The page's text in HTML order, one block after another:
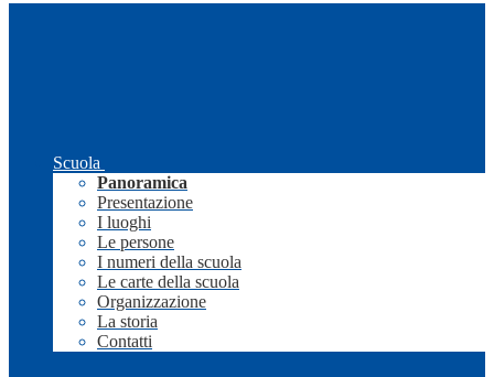
Scuola
Panoramica
Presentazione
I luoghi
Le persone
I numeri della scuola
Le carte della scuola
Organizzazione
La storia
Contatti